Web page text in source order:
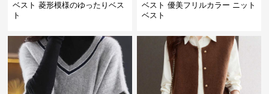
ベスト 菱形模様のゆったりベス
ト
ベスト 優美フリルカラー ニット
ベスト